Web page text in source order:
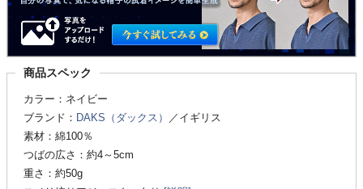
商品スペック
カラー：ネイビー
ブランド： DAKS（ダックス）
／イギリス
素材：綿100％
つばの広さ：約4～5cm
重さ：約50g